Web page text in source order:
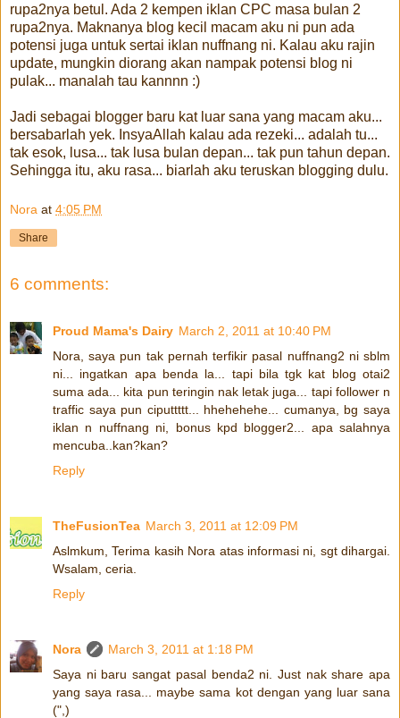
rupa2nya betul. Ada 2 kempen iklan CPC masa bulan 2
rupa2nya. Maknanya blog kecil macam aku ni pun ada
potensi juga untuk sertai iklan nuffnang ni. Kalau aku rajin
update, mungkin diorang akan nampak potensi blog ni
pulak... manalah tau kannnn :)
Jadi sebagai blogger baru kat luar sana yang macam aku...
bersabarlah yek. InsyaAllah kalau ada rezeki... adalah tu...
tak esok, lusa... tak lusa bulan depan... tak pun tahun depan.
Sehingga itu, aku rasa... biarlah aku teruskan blogging dulu.
Nora at 4:05 PM
Share
6 comments:
Proud Mama's Dairy March 2, 2011 at 10:40 PM
Nora, saya pun tak pernah terfikir pasal nuffnang2 ni sblm
ni... ingatkan apa benda la... tapi bila tgk kat blog otai2
suma ada... kita pun teringin nak letak juga... tapi follower n
traffic saya pun ciputtttt... hhehehehe... cumanya, bg saya
iklan n nuffnang ni, bonus kpd blogger2... apa salahnya
mencuba..kan?kan?
Reply
TheFusionTea March 3, 2011 at 12:09 PM
Aslmkum, Terima kasih Nora atas informasi ni, sgt dihargai.
Wsalam, ceria.
Reply
Nora
March 3, 2011 at 1:18 PM
Saya ni baru sangat pasal benda2 ni. Just nak share apa
yang saya rasa... maybe sama kot dengan yang luar sana
(",)